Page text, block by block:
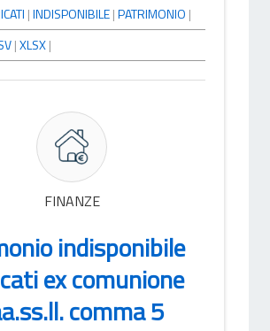
|INDISPONIBILE|PATRIMONIO |
|XLSX|
FINANZE
indisponibile
ex comunione
comma 5